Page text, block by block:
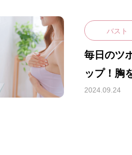
バスト
毎日のツ
ップ！胸
おくべき
2024.09.24
美容コラム